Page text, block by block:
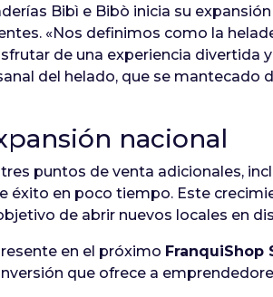
Bibì e Bibò inicia su
«Nos definimos como la
de una experiencia divertida
del helado, que se
nacional
puntos de venta adicionales,
éxito en poco tiempo. Este
de abrir nuevos locales en
en el próximo FranquiShop
que ofrece a